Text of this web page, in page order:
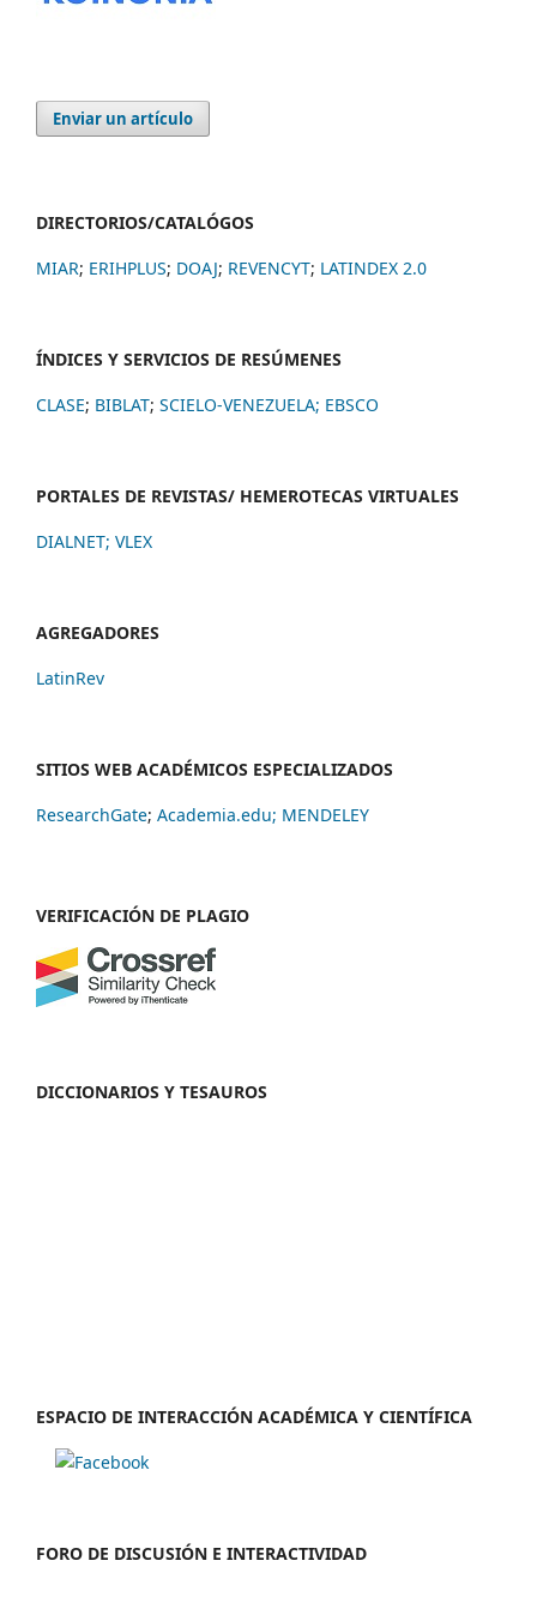
Enviar un artículo
DIRECTORIOS/CATALÓGOS
MIAR; ERIHPLUS; DOAJ; REVENCYT; LATINDEX 2.0
ÍNDICES Y SERVICIOS DE RESÚMENES
CLASE; BIBLAT; SCIELO-VENEZUELA; EBSCO
PORTALES DE REVISTAS/ HEMEROTECAS VIRTUALES
DIALNET; VLEX
AGREGADORES
LatinRev
SITIOS WEB ACADÉMICOS ESPECIALIZADOS
ResearchGate; Academia.edu; MENDELEY
VERIFICACIÓN DE PLAGIO
DICCIONARIOS Y TESAUROS
ESPACIO DE INTERACCIÓN ACADÉMICA Y CIENTÍFICA
FORO DE DISCUSIÓN E INTERACTIVIDAD